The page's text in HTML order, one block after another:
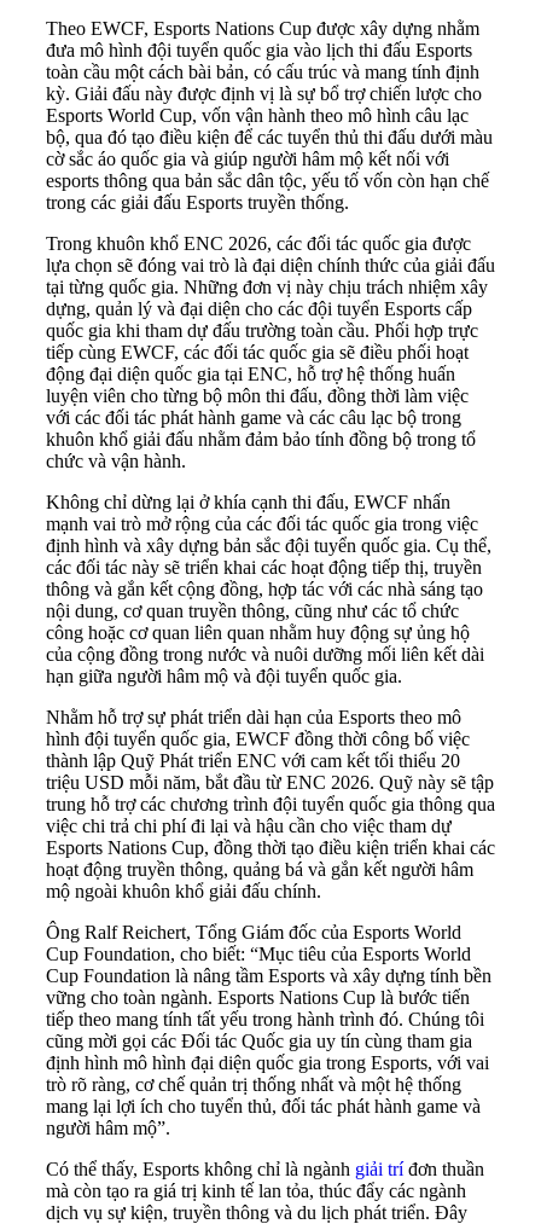
Theo EWCF, Esports Nations Cup được xây dựng nhằm
đưa mô hình đội tuyển quốc gia vào lịch thi đấu Esports
toàn cầu một cách bài bản, có cấu trúc và mang tính định
kỳ. Giải đấu này được định vị là sự bổ trợ chiến lược cho
Esports World Cup, vốn vận hành theo mô hình câu lạc
bộ, qua đó tạo điều kiện để các tuyển thủ thi đấu dưới màu
cờ sắc áo quốc gia và giúp người hâm mộ kết nối với
esports thông qua bản sắc dân tộc, yếu tố vốn còn hạn chế
trong các giải đấu Esports truyền thống.
Trong khuôn khổ ENC 2026, các đối tác quốc gia được
lựa chọn sẽ đóng vai trò là đại diện chính thức của giải đấu
tại từng quốc gia. Những đơn vị này chịu trách nhiệm xây
dựng, quản lý và đại diện cho các đội tuyển Esports cấp
quốc gia khi tham dự đấu trường toàn cầu. Phối hợp trực
tiếp cùng EWCF, các đối tác quốc gia sẽ điều phối hoạt
động đại diện quốc gia tại ENC, hỗ trợ hệ thống huấn
luyện viên cho từng bộ môn thi đấu, đồng thời làm việc
với các đối tác phát hành game và các câu lạc bộ trong
khuôn khổ giải đấu nhằm đảm bảo tính đồng bộ trong tổ
chức và vận hành.
Không chỉ dừng lại ở khía cạnh thi đấu, EWCF nhấn
mạnh vai trò mở rộng của các đối tác quốc gia trong việc
định hình và xây dựng bản sắc đội tuyển quốc gia. Cụ thể,
các đối tác này sẽ triển khai các hoạt động tiếp thị, truyền
thông và gắn kết cộng đồng, hợp tác với các nhà sáng tạo
nội dung, cơ quan truyền thông, cũng như các tổ chức
công hoặc cơ quan liên quan nhằm huy động sự ủng hộ
của cộng đồng trong nước và nuôi dưỡng mối liên kết dài
hạn giữa người hâm mộ và đội tuyển quốc gia.
Nhằm hỗ trợ sự phát triển dài hạn của Esports theo mô
hình đội tuyển quốc gia, EWCF đồng thời công bố việc
thành lập Quỹ Phát triển ENC với cam kết tối thiểu 20
triệu USD mỗi năm, bắt đầu từ ENC 2026. Quỹ này sẽ tập
trung hỗ trợ các chương trình đội tuyển quốc gia thông qua
việc chi trả chi phí đi lại và hậu cần cho việc tham dự
Esports Nations Cup, đồng thời tạo điều kiện triển khai các
hoạt động truyền thông, quảng bá và gắn kết người hâm
mộ ngoài khuôn khổ giải đấu chính.
Ông Ralf Reichert, Tổng Giám đốc của Esports World
Cup Foundation, cho biết: “Mục tiêu của Esports World
Cup Foundation là nâng tầm Esports và xây dựng tính bền
vững cho toàn ngành. Esports Nations Cup là bước tiến
tiếp theo mang tính tất yếu trong hành trình đó. Chúng tôi
cũng mời gọi các Đối tác Quốc gia uy tín cùng tham gia
định hình mô hình đại diện quốc gia trong Esports, với vai
trò rõ ràng, cơ chế quản trị thống nhất và một hệ thống
mang lại lợi ích cho tuyển thủ, đối tác phát hành game và
người hâm mộ”.
Có thể thấy, Esports không chỉ là ngành giải tríđơn thuần
mà còn tạo ra giá trị kinh tế lan tỏa, thúc đẩy các ngành
dịch vụ sự kiện, truyền thông và du lịch phát triển. Đây